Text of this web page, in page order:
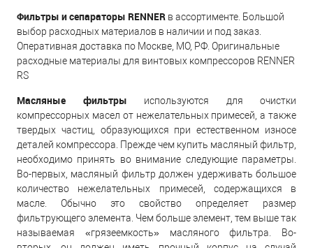
Фильтры и сепараторы RENNER в ассортименте. Большой
выбор расходных материалов в наличии и под заказ.
Оперативная доставка по Москве, МО, РФ. Оригинальные
расходные материалы для винтовых компрессоров RENNER
RS
Масляные фильтры используются для очистки
компрессорных масел от нежелательных примесей, а также
твердых частиц, образующихся при естественном износе
деталей компрессора. Прежде чем купить масляный фильтр,
необходимо принять во внимание следующие параметры.
Во-первых, масляный фильтр должен удерживать большое
количество нежелательных примесей, содержащихся в
масле. Обычно это свойство определяет размер
фильтрующего элемента. Чем больше элемент, тем выше так
называемая «грязеемкость» масляного фильтра. Во-